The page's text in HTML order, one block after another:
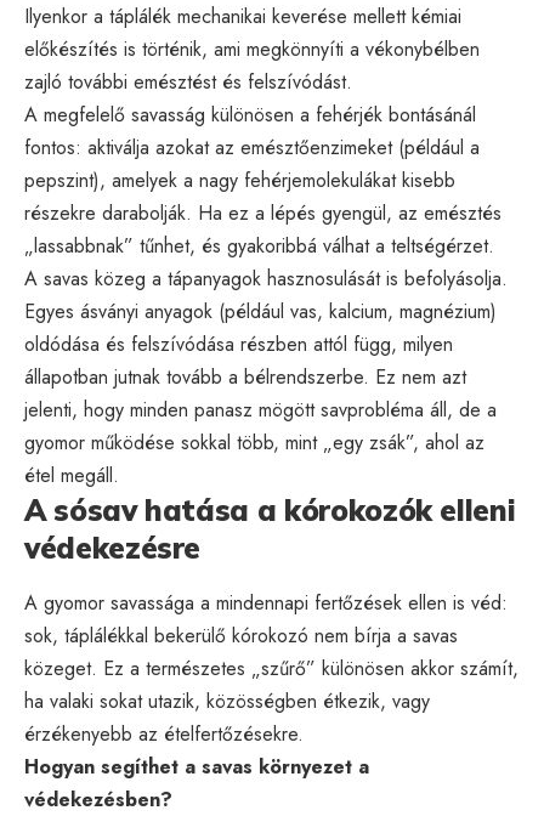
Ilyenkor a táplálék mechanikai keverése mellett kémiai
előkészítés is történik, ami megkönnyíti a vékonybélben
zajló további emésztést és felszívódást.
A megfelelő savasság különösen a fehérjék bontásánál
fontos: aktiválja azokat az emésztőenzimeket (például a
pepszint), amelyek a nagy fehérjemolekulákat kisebb
részekre darabolják. Ha ez a lépés gyengül, az emésztés
„lassabbnak” tűnhet, és gyakoribbá válhat a teltségérzet.
A savas közeg a tápanyagok hasznosulását is befolyásolja.
Egyes ásványi anyagok (például vas, kalcium, magnézium)
oldódása és felszívódása részben attól függ, milyen
állapotban jutnak tovább a bélrendszerbe. Ez nem azt
jelenti, hogy minden panasz mögött savprobléma áll, de a
gyomor működése sokkal több, mint „egy zsák”, ahol az
étel megáll.
A sósav hatása a kórokozók elleni
védekezésre
A gyomor savassága a mindennapi fertőzések ellen is véd:
sok, táplálékkal bekerülő kórokozó nem bírja a savas
közeget. Ez a természetes „szűrő” különösen akkor számít,
ha valaki sokat utazik, közösségben étkezik, vagy
érzékenyebb az ételfertőzésekre.
Hogyan segíthet a savas környezet a
védekezésben?